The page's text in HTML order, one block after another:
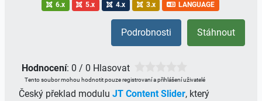
6.x 5.x 4.x 3.x LANGUAGE
Stáhnout
Podrobnosti
Hodnocení: 0 / 0 Hlasovat
Tento soubor mohou hodnotit pouze registrovaní a přihlášení uživatelé
Český překlad modulu JT Content Slider, který